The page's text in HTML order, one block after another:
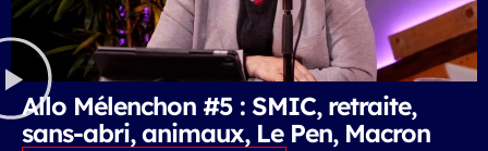
Allo Mélenchon #5 : SMIC, retraite,
sans-abri, animaux, Le Pen, Macron